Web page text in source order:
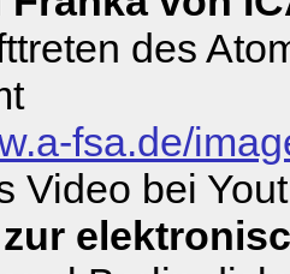
des
fsa.de/
Video bei